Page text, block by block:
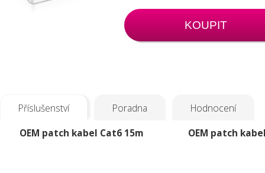
KOUPIT
Příslušenství Poradna Hodnocení
OEM patch kabel Cat6 15m OEM patch